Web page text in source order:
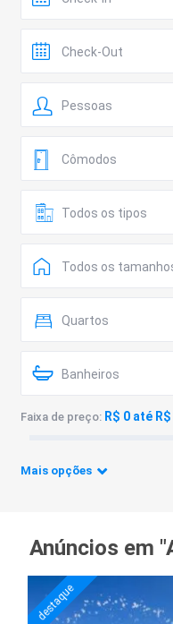
Pessoas
Cômodos
Todos os tipos
Todos os
Quartos
Banheiros
Faixa de preço: R$ 0 até
Mais opções
Anúncios em
destaque